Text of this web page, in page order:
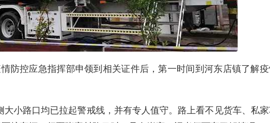
防控应急指挥部申领到相关证件后，第一时间到河东店镇了解
大小路口均已拉起警戒线，并有专人值守。路上看不见货车、私